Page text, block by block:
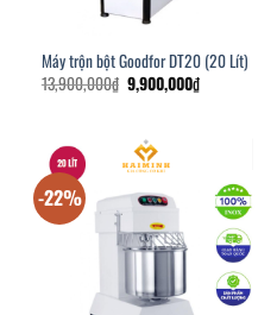
Máy trộn bột Goodfor DT20 (20 Lít)
13,900,000₫ Giá
gốc
9,900,000₫Giá
hiện
-22%